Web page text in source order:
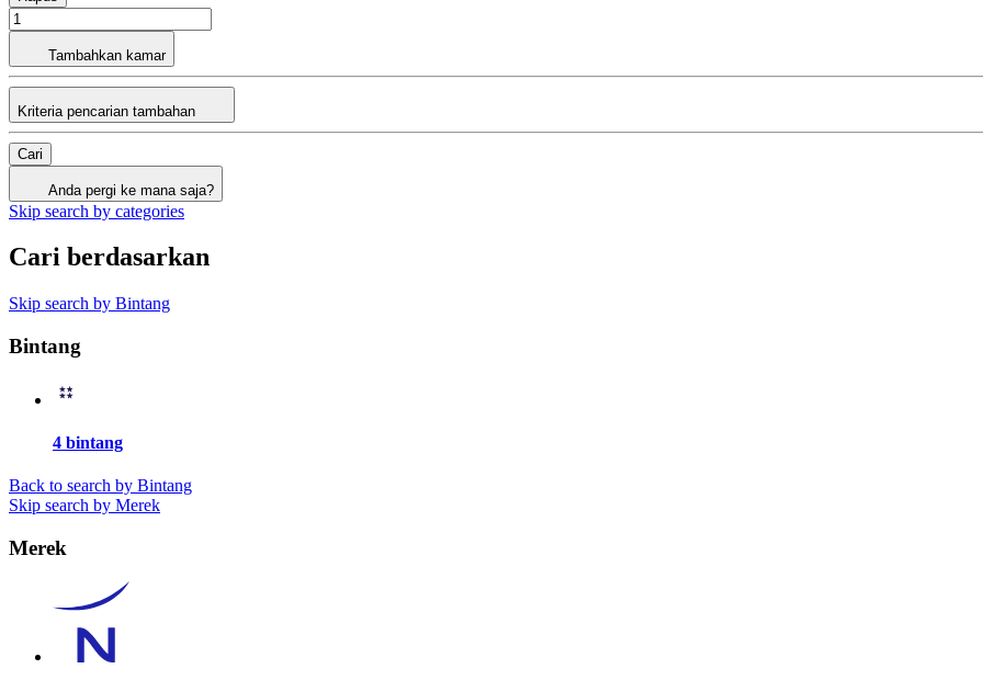
Tambahkan kamar
Kriteria pencarian tambahan
Cari
Anda pergi ke mana saja?
Skip search by categories
Cari berdasarkan
Skip search by Bintang
Bintang
4 bintang
Back to search by Bintang
Skip search by Merek
Merek